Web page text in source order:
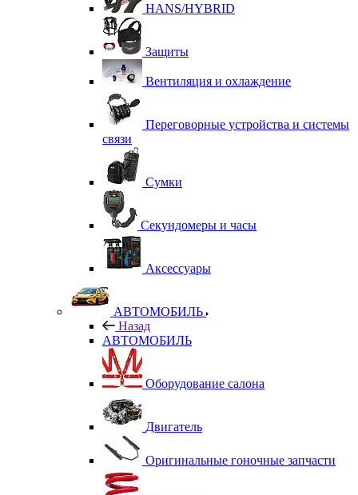
HANS/HYBRID
Защиты
Вентиляция и охлаждение
Переговорные устройства и системы
связи
Сумки
Секундомеры и часы
Аксессуары
АВТОМОБИЛЬ
Назад
АВТОМОБИЛЬ
Оборудование салона
Двигатель
Оригинальные гоночные запчасти